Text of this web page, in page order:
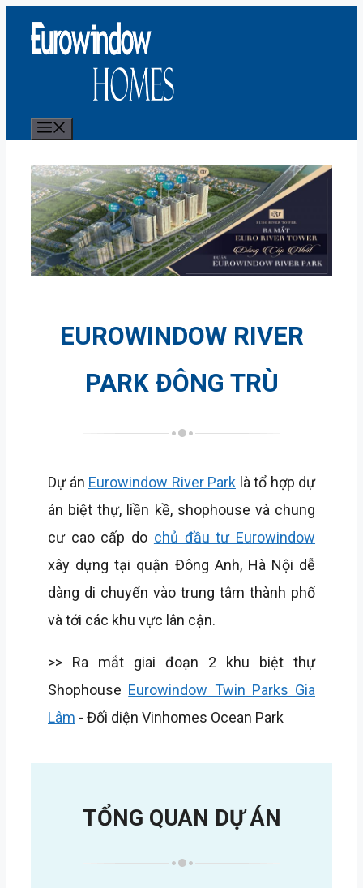
Skip
EUROWINDOW RIVER
PARK ĐÔNG TRÙ
Dự án Eurowindow River Park là tổ hợp dự
án biệt thự, liền kề, shophouse và chung
cư cao cấp do chủ đầu tư Eurowindow
xây dựng tại quận Đông Anh, Hà Nội dễ
dàng di chuyển vào trung tâm thành phố
và tới các khu vực lân cận.
>> Ra mắt giai đoạn 2 khu biệt thự
Shophouse Eurowindow Twin Parks Gia
Lâm - Đối diện Vinhomes Ocean Park
TỔNG QUAN DỰ ÁN